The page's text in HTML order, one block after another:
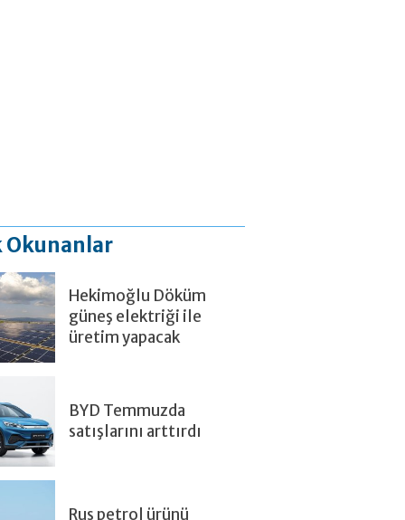
Okunanlar
Hekimoğlu Döküm
güneş elektriği ile
üretim yapacak
BYD Temmuzda
satışlarını arttırdı
Rus petrol ürünü